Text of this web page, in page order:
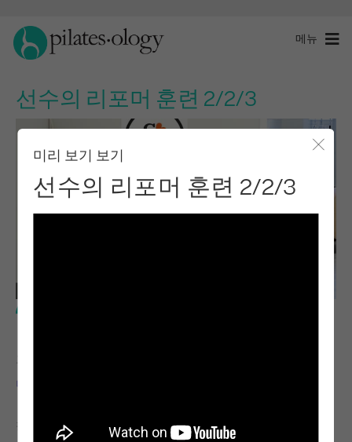
메뉴
선수의 리포머 훈련 2/2/3
미리 보기 보기
선수의 리포머 훈련 2/2/3
니콜 스미스
필요한 장비